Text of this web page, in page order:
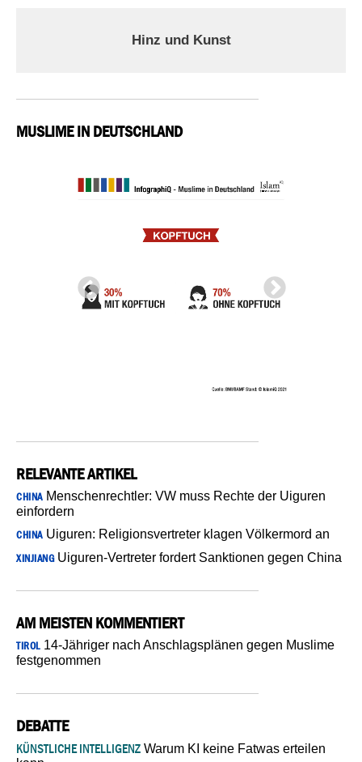
Hinz und Kunst
MUSLIME IN DEUTSCHLAND
RELEVANTE ARTIKEL
CHINAMenschenrechtler: VW muss Rechte der Uiguren
einfordern
CHINAUiguren: Religionsvertreter klagen Völkermord an
XINJIANGUiguren-Vertreter fordert Sanktionen gegen China
AM MEISTEN KOMMENTIERT
TIROL14-Jähriger nach Anschlagsplänen gegen Muslime
festgenommen
DEBATTE
KÜNSTLICHE INTELLIGENZ Warum KI keine Fatwas erteilen